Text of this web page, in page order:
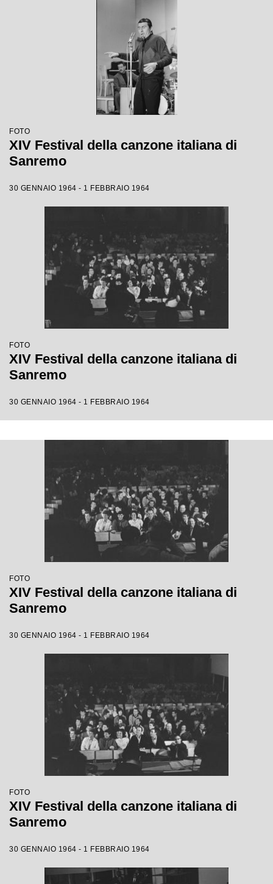
FOTO
XIV Festival della canzone italiana di
Sanremo
30 GENNAIO 1964 - 1 FEBBRAIO 1964
FOTO
XIV Festival della canzone italiana di
Sanremo
30 GENNAIO 1964 - 1 FEBBRAIO 1964
FOTO
XIV Festival della canzone italiana di
Sanremo
30 GENNAIO 1964 - 1 FEBBRAIO 1964
FOTO
XIV Festival della canzone italiana di
Sanremo
30 GENNAIO 1964 - 1 FEBBRAIO 1964